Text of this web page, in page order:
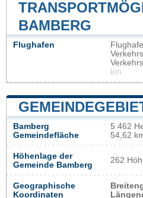
BAMBERG
Flughafen
km
Bamberg
Gemeindefläche
5 462
54,62
Höhenlage der
Gemeinde Bamberg
262
Geographische
Koordinaten